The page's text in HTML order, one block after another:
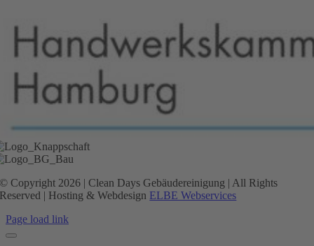
© Copyright 2026 | Clean Days Gebäudereinigung | All Rights
Reserved | Hosting & Webdesign ELBE Webservices
Page load link